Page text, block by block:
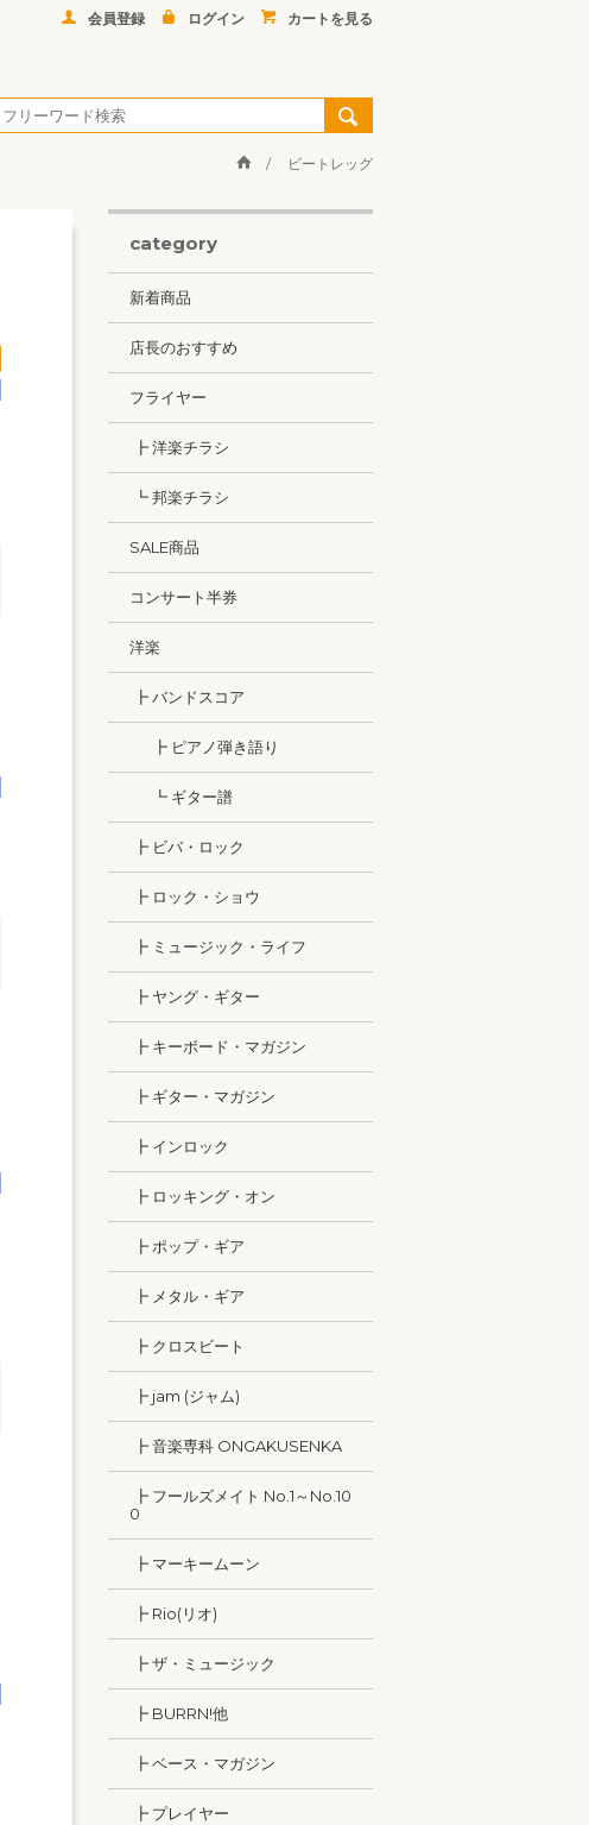
会員登録 ログイン カートを見る
ビートレッグ
category
新着商品
店長のおすすめ
フライヤー
┣ 洋楽チラシ
┗ 邦楽チラシ
SALE商品
コンサート半券
洋楽
┣ バンドスコア
┣ ピアノ弾き語り
┗ ギター譜
┣ ビバ・ロック
┣ ロック・ショウ
┣ ミュージック・ライフ
┣ ヤング・ギター
┣ キーボード・マガジン
┣ ギター・マガジン
┣ インロック
┣ ロッキング・オン
┣ ポップ・ギア
┣ メタル・ギア
┣ クロスビート
┣ jam (ジャム)
┣ 音楽専科 ONGAKUSENKA
┣ フールズメイト No.1～No.10
0
┣ マーキームーン
┣ Rio(リオ)
┣ ザ・ミュージック
┣ BURRN!他
┣ ベース・マガジン
┣ プレイヤー